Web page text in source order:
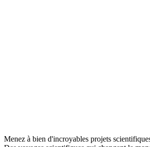
Menez à bien d'incroyables projets